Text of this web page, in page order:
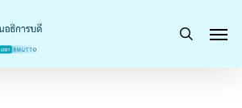
search